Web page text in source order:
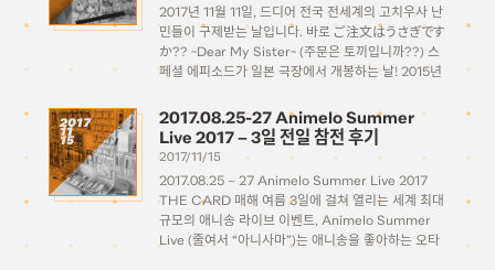
2017년 11월 11일, 드디어 전국 전세계의 고치우사 난
민들이 구제받는 날입니다. 바로 ご注文はうさぎです
か?? ~Dear My Sister~ (주문은 토끼입니까??) 스
페셜 에피소드가 일본 극장에서 개봉하는 날! 2015년
어! 11월 11일이라는 날은 고치우사 팬들에게는 특별
한 의미를 […]
2017
11
15
2017.08.25-27 Animelo Summer
Live 2017 – 3일 전일 참전 후기
2017/11/15
2017.08.25 – 27 Animelo Summer Live 2017
THE CARD 매해 여름 3일에 걸쳐 열리는 세계 최대
규모의 애니송 라이브 이벤트, Animelo Summer
Live (줄여서 “아니사마”)는 애니송을 좋아하는 오타